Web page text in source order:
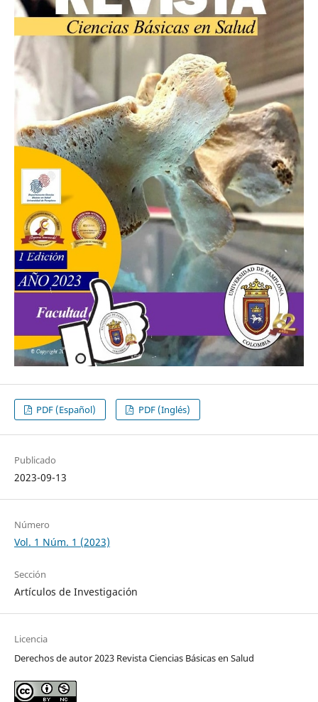
PDF (Español) PDF (Inglés)
Publicado
2023-09-13
Número
Vol. 1 Núm. 1 (2023)
Sección
Artículos de Investigación
Licencia
Derechos de autor 2023 Revista Ciencias Básicas en Salud